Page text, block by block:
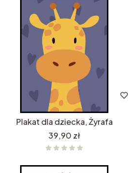
Plakat dla dziecka, Żyrafa
Cena
39,90 zł